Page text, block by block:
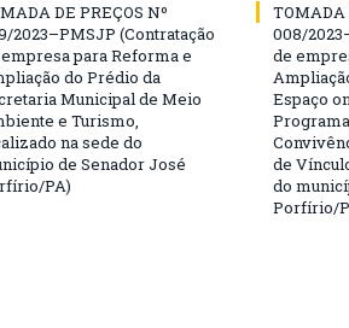
DE PREÇOS Nº
2023–PMSJP (Contratação
para Reforma e
do Prédio da
Municipal de Meio
e Turismo,
na sede do
de Senador José
PA)
TOMADA
008/
de
Espaço
de
do
Porfírio/